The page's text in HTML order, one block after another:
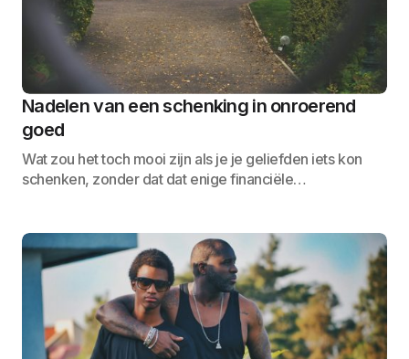
Nadelen van een schenking in onroerend
goed
Wat zou het toch mooi zijn als je je geliefden iets kon
schenken, zonder dat dat enige financiële…